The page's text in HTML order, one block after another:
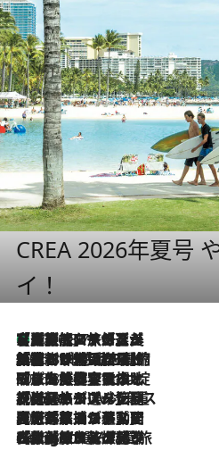
CREA 2026年夏号
イ！
2026.8.7
【厳選旅コスメ】「多機能アイテムがメイン！」旅好き美容エディターが選んだ夏旅ベストコスメを発表【Mサイズジップ】
2026.8.6
「荷物が増えるほど旅ストレスは増す」美容ジャーナリストがたどり着いた最終結論。“化粧品を劇的に減らす”感動の凝縮美容とは
2026.8.6
「旅先には金髪ウィッグを持参」日本と同じメイクでは損してる!? 美容ジャーナリストが提案する“掟破りの旅美容”とは
2026.8.6
【厳選旅コスメ】「身軽さ＆UV対策重視！」ヘアアーティストshucoが選んだ夏旅ベストコスメを発表【Mサイズジップ】
2026.8.5
【厳選旅コスメ】国内をあちこち移動する河井菜摘が選んだ夏旅ベストコスメ発表！「リラックスアイテムはマスト」【Mサイズジップ】
2026.8.4
【厳選旅コスメ】「紫外線＆乾燥対策しながらメイク感も！」ヘア＆メイクGeorgeが選んだ夏旅ベストコスメを発表！【Mサイズジップ】